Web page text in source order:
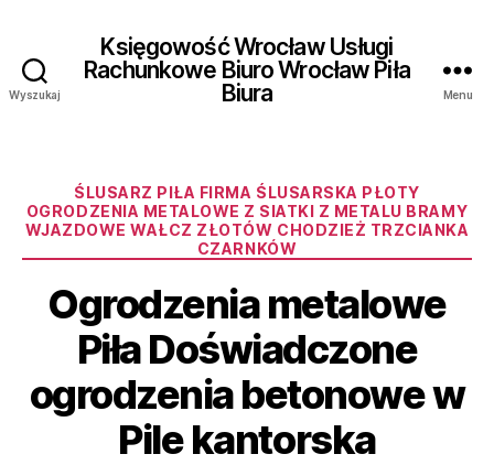
Wyszukaj
Księgowość Wrocław Usługi
Rachunkowe Biuro Wrocław Piła
Biura
Menu
Kategorie
ŚLUSARZ PIŁA FIRMA ŚLUSARSKA PŁOTY
OGRODZENIA METALOWE Z SIATKI Z METALU BRAMY
WJAZDOWE WAŁCZ ZŁOTÓW CHODZIEŻ TRZCIANKA
CZARNKÓW
Ogrodzenia metalowe
Piła Doświadczone
ogrodzenia betonowe w
Pile kantorska